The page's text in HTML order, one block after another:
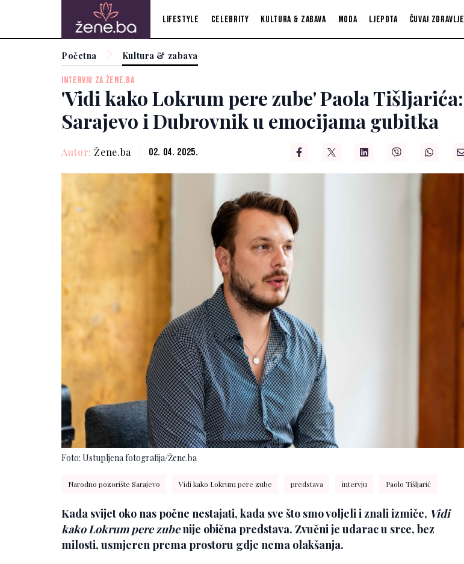
Lifestyle Celebrity Kultura & zabava Moda Ljepota Čuvaj zdravlje
Početna Kultura & zabava
INTERVJU ZA ŽENE.BA
'Vidi kako Lokrum pere zube' Paola Tišljarića:
Sarajevo i Dubrovnik u emocijama gubitka
Autor: Žene.ba 02. 04. 2025.
Foto: Ustupljena fotografija/Žene.ba
Narodno pozorište Sarajevo Vidi kako Lokrum pere zube predstava intervju Paolo Tišljarić
Kada svijet oko nas počne nestajati, kada sve što smo voljeli i znali izmiče, Vidi
kako Lokrum pere zubenije obična predstava. Zvučni je udarac u srce, bez
milosti, usmjeren prema prostoru gdje nema olakšanja.